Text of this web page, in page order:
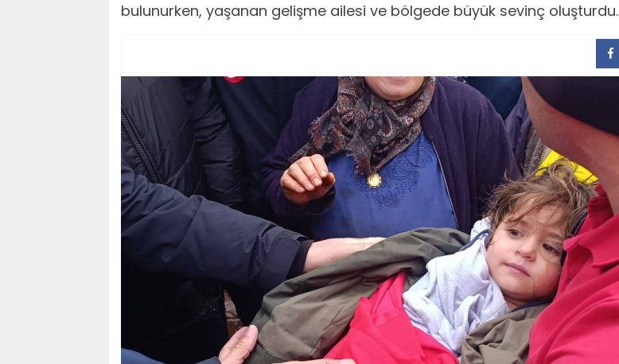
bulunurken, yaşanan gelişme ailesi ve bölgede büyük sevinç oluşturdu.